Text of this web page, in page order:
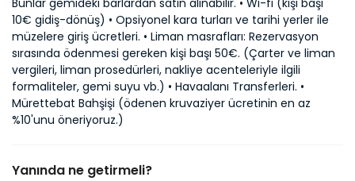
Bunlar gemideki barlardan satın alınabilir. • Wi-fi (kişi başı
10€ gidiş-dönüş) • Opsiyonel kara turları ve tarihi yerler ile
müzelere giriş ücretleri. • Liman masrafları: Rezervasyon
sırasında ödenmesi gereken kişi başı 50€. (Çarter ve liman
vergileri, liman prosedürleri, nakliye acenteleriyle ilgili
formaliteler, gemi suyu vb.) • Havaalanı Transferleri. •
Mürettebat Bahşişi (ödenen kruvaziyer ücretinin en az
%10'unu öneriyoruz.)
Yanında ne getirmeli?